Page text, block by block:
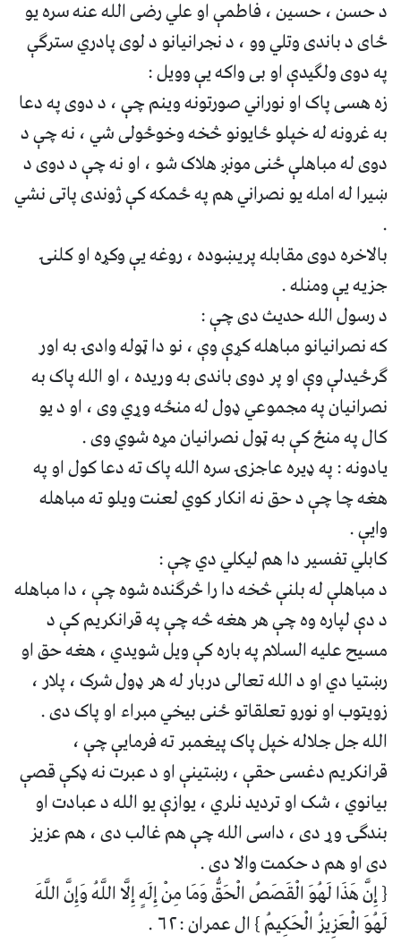
د حسن ، حسین ، فاطمې او علي رضی الله عنه سره یو
ځای د باندی وتلي وو ، د نجرانیانو د لوی پادري سترګې
په دوی ولګیدې او بی واکه یې وویل :
زه هسی پاک او نوراني صورتونه وینم چې ، د دوی په دعا
به غرونه له خپلو ځایونو څخه وخوځولی شي ، نه چې د
دوی له مباهلې ځنی مونږ هلاک شو ، او نه چې د دوی د
ښیرا له امله یو نصراني هم په ځمکه کې ژوندی پاتی نشي
.
بالاخره دوی مقابله پریښوده ، روغه یې وکړه او کلنۍ
جزیه یې ومنله .
د رسول الله حدیث دی چې :
که نصرانیانو مباهله کړې وې ، نو دا ټوله وادۍ به اور
ګرځیدلې وې او پر دوی باندی به وریده ، او الله پاک به
نصرانیان په مجموعي ډول له منځه وړي وی ، او د یو
کال په منځ کې به ټول نصرانیان مړه شوي وی .
یادونه : په ډیره عاجزۍ سره الله پاک ته دعا کول او په
هغه چا چې د حق نه انکار کوي لعنت ویلو ته مباهله
وایې .
کابلي تفسیر دا هم لیکلي دي چې :
د مباهلې له بلنې څخه دا را څرګنده شوه چې ، دا مباهله
د دې لپاره وه چې هر هغه څه چې په قرانکریم کې د
مسیح علیه السلام په باره کې ویل شویدي ، هغه حق او
رښتیا دي او د الله تعالی دربار له هر ډول شرک ، پلار ،
زویتوب او نورو تعلقاتو ځنی بیخي مبراء او پاک دی .
الله جل جلاله خپل پاک پیغمبر ته فرمایې چې ،
قرانکریم دغسی حقې ، رښتینې او د عبرت نه ډکې قصې
بیانوي ، شک او تردید نلري ، یوازې یو الله د عبادت او
بندګۍ وړ دی ، داسی الله چې هم غالب دی ، هم عزیز
دی او هم د حکمت والا دی .
{ إِنَّ هَذَا لَهُوَ الْقَصَصُ الْحَقُّ وَمَا مِنْ إِلَهٍ إِلَّا اللَّهُ وَإِنَّ اللَّهَ
لَهُوَ الْعَزِيزُ الْحَكِيمُ } ال عمران :۶۲ .